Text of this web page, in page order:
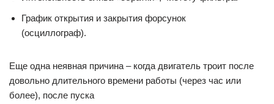
График открытия и закрытия форсунок
(осциллограф).
Еще одна неявная причина – когда двигатель троит после
довольно длительного времени работы (через час или
более), после пуска